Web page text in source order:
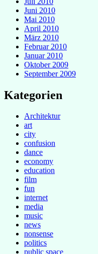
Juni 2010
Mai 2010
April 2010
März 2010
Februar 2010
Januar 2010
Oktober 2009
September 2009
Kategorien
Architektur
art
city
confusion
dance
economy
education
film
fun
internet
media
music
news
nonsense
politics
public space